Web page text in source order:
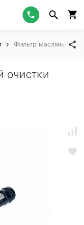
Фильтр масляный
очистки